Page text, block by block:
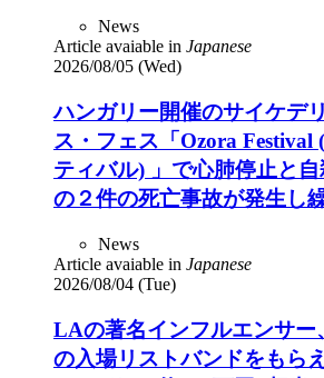
News
Article avaiable in Japanese
2026/08/05 (Wed)
ハンガリー開催のサイケデ
ス・フェス「Ozora Festival
ティバル) 」で心肺停止と
の２件の死亡事故が発生し
News
Article avaiable in Japanese
2026/08/04 (Tue)
LAの著名インフルエンサー
の入場リストバンドをもら